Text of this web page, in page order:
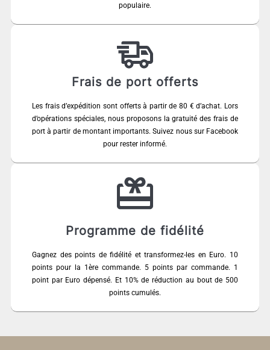
populaire.
Frais de port offerts
Les frais d’expédition sont offerts à partir de 80 € d’achat. Lors
d’opérations spéciales, nous proposons la gratuité des frais de
port à partir de montant importants. Suivez nous sur Facebook
pour rester informé.
Programme de fidélité
Gagnez des points de fidélité et transformez-les en Euro. 10
points pour la 1ère commande. 5 points par commande. 1
point par Euro dépensé. Et 10% de réduction au bout de 500
points cumulés.